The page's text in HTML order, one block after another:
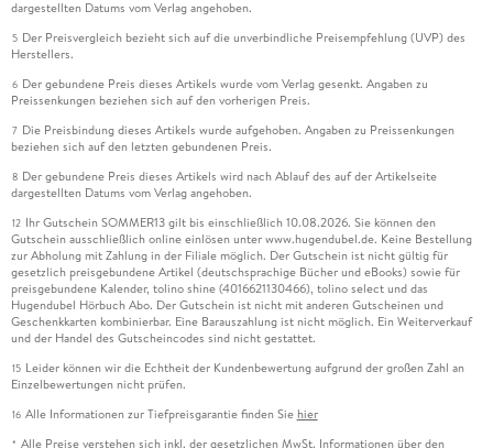
dargestellten Datums vom Verlag angehoben.
5 Der Preisvergleich bezieht sich auf die unverbindliche Preisempfehlung (UVP) des
Herstellers.
6 Der gebundene Preis dieses Artikels wurde vom Verlag gesenkt. Angaben zu
Preissenkungen beziehen sich auf den vorherigen Preis.
7 Die Preisbindung dieses Artikels wurde aufgehoben. Angaben zu Preissenkungen
beziehen sich auf den letzten gebundenen Preis.
8 Der gebundene Preis dieses Artikels wird nach Ablauf des auf der Artikelseite
dargestellten Datums vom Verlag angehoben.
12 Ihr Gutschein SOMMER13 gilt bis einschließlich 10.08.2026. Sie können den
Gutschein ausschließlich online einlösen unter www.hugendubel.de. Keine Bestellung
zur Abholung mit Zahlung in der Filiale möglich. Der Gutschein ist nicht gültig für
gesetzlich preisgebundene Artikel (deutschsprachige Bücher und eBooks) sowie für
preisgebundene Kalender, tolino shine (4016621130466), tolino select und das
Hugendubel Hörbuch Abo. Der Gutschein ist nicht mit anderen Gutscheinen und
Geschenkkarten kombinierbar. Eine Barauszahlung ist nicht möglich. Ein Weiterverkauf
und der Handel des Gutscheincodes sind nicht gestattet.
15 Leider können wir die Echtheit der Kundenbewertung aufgrund der großen Zahl an
Einzelbewertungen nicht prüfen.
16 Alle Informationen zur Tiefpreisgarantie finden Sie hier
* Alle Preise verstehen sich inkl. der gesetzlichen MwSt. Informationen über den